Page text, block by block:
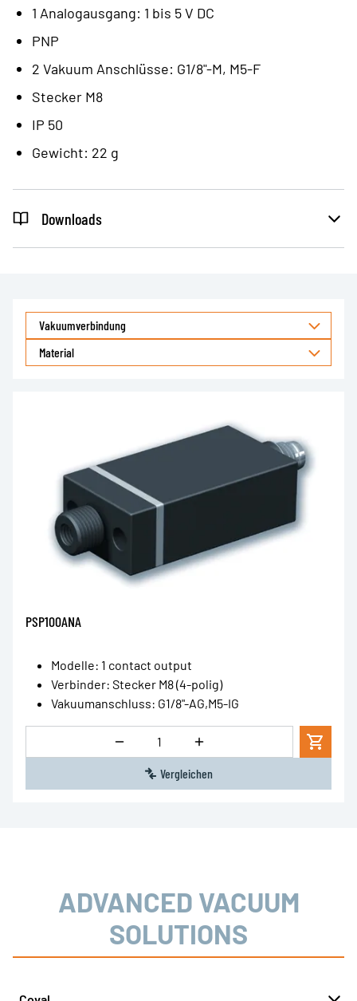
1 Analogausgang: 1 bis 5 V DC
PNP
2 Vakuum Anschlüsse: G1/8"-M, M5-F
Stecker M8
IP 50
Gewicht: 22 g
Downloads
Vakuumverbindung
Material
PSP100ANA
Modelle: 1 contact output
Verbinder: Stecker M8 (4-polig)
Vakuumanschluss: G1/8"-AG,M5-IG
Menge
Vergleichen
ADVANCED VACUUM
SOLUTIONS